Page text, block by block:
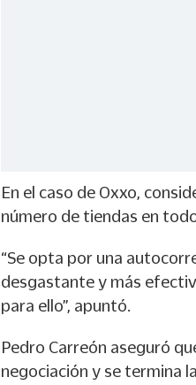
En el caso de Oxxo,
número de tiendas en
“Se opta por una
desgastante y más
para ello”, apuntó.
Pedro Carreón aseguró
negociación y se termina